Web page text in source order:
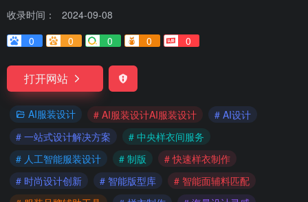
收录时间：
2024-09-08
0
0 0 0 0
打开网站
AI服装设计 # AI服装设计AI服装设计
# AI设计
# 一站式设计解决方案
# 中央样衣间服务
# 人工智能服装设计
# 制版
# 快速样衣制作
# 时尚设计创新
# 智能版型库
# 智能面辅料匹配